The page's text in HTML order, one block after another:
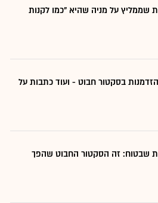
שממליץ על מניה שהיא "כמו לקנות
בסקטור חבוט - ועוד כתבות על
שבטוח: זה הסקטור החבוט שהפך